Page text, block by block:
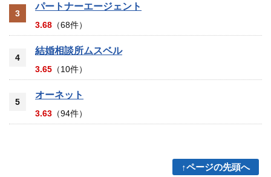
3
パートナーエージェント
3.68 （68件）
4
結婚相談所ムスベル
3.65 （10件）
5
オーネット
3.63 （94件）
↑ページの先頭へ